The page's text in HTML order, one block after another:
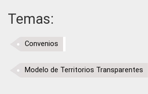
Temas:
Convenios
Modelo de Territorios Transparentes